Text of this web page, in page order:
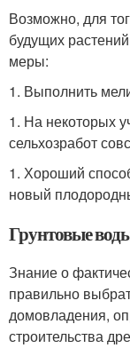
Возможно, для
будущих
меры:
1. Выполнить
1. На некоторых
сельхозработ
1. Хороший
новый
Грунтовые
Знание о
правильно
домовладения,
строительства